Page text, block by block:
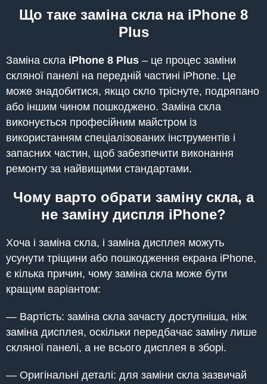
Що таке заміна скла на iPhone 8
Plus
Заміна скла iPhone 8 Plus – це процес заміни
скляної панелі на передній частині iPhone. Це
може знадобитися, якщо скло тріснуте, подряпано
або іншим чином пошкоджено. Заміна скла
виконується професійним майстром із
використанням спеціалізованих інструментів і
запасних частин, щоб забезпечити виконання
ремонту за найвищими стандартами.
Чому варто обрати заміну скла, а
не заміну диспля iPhone?
Хоча і заміна скла, і заміна дисплея можуть
усунути тріщини або пошкодження екрана iPhone,
є кілька причин, чому заміна скла може бути
кращим варіантом:
— Вартість: заміна скла зачасту доступніша, ніж
заміна дисплея, оскільки передбачає заміну лише
скляної панелі, а не всього дисплея в зборі.
— Оригінальні деталі: для заміни скла зазвичай